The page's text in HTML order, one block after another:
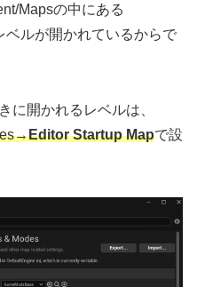
Mapsの中にある
ベルが開かれているからで
に開かれるレベルは、
Editor Startup Mapで設